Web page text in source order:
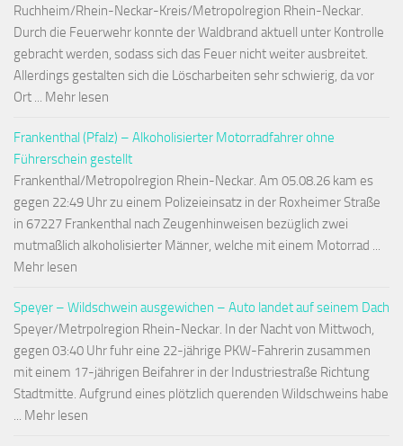
Ruchheim/Rhein-Neckar-Kreis/Metropolregion Rhein-Neckar.
Durch die Feuerwehr konnte der Waldbrand aktuell unter Kontrolle
gebracht werden, sodass sich das Feuer nicht weiter ausbreitet.
Allerdings gestalten sich die Löscharbeiten sehr schwierig, da vor
Ort ... Mehr lesen
Frankenthal (Pfalz) – Alkoholisierter Motorradfahrer ohne
Führerschein gestellt
Frankenthal/Metropolregion Rhein-Neckar. Am 05.08.26 kam es
gegen 22:49 Uhr zu einem Polizeieinsatz in der Roxheimer Straße
in 67227 Frankenthal nach Zeugenhinweisen bezüglich zwei
mutmaßlich alkoholisierter Männer, welche mit einem Motorrad ...
Mehr lesen
Speyer – Wildschwein ausgewichen – Auto landet auf seinem Dach
Speyer/Metrpolregion Rhein-Neckar. In der Nacht von Mittwoch,
gegen 03:40 Uhr fuhr eine 22-jährige PKW-Fahrerin zusammen
mit einem 17-jährigen Beifahrer in der Industriestraße Richtung
Stadtmitte. Aufgrund eines plötzlich querenden Wildschweins habe
... Mehr lesen